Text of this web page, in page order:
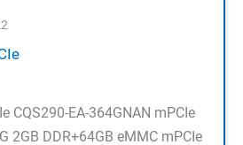
CQS290-EA-364GNAN mPCIe
2GB DDR+64GB eMMC mPCIe